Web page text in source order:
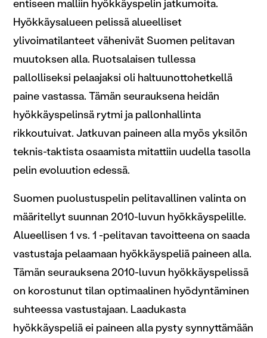
entiseen malliin hyökkäyspelin jatkumoita.
Hyökkäysalueen pelissä alueelliset
ylivoimatilanteet vähenivät Suomen pelitavan
muutoksen alla. Ruotsalaisen tullessa
pallolliseksi pelaajaksi oli haltuunottohetkellä
paine vastassa. Tämän seurauksena heidän
hyökkäyspelinsä rytmi ja pallonhallinta
rikkoutuivat. Jatkuvan paineen alla myös yksilön
teknis-taktista osaamista mitattiin uudella tasolla
pelin evoluution edessä.
Suomen puolustuspelin pelitavallinen valinta on
määritellyt suunnan 2010-luvun hyökkäyspelille.
Alueellisen 1 vs. 1 -pelitavan tavoitteena on saada
vastustaja pelaamaan hyökkäyspeliä paineen alla.
Tämän seurauksena 2010-luvun hyökkäyspelissä
on korostunut tilan optimaalinen hyödyntäminen
suhteessa vastustajaan. Laadukasta
hyökkäyspeliä ei paineen alla pysty synnyttämään